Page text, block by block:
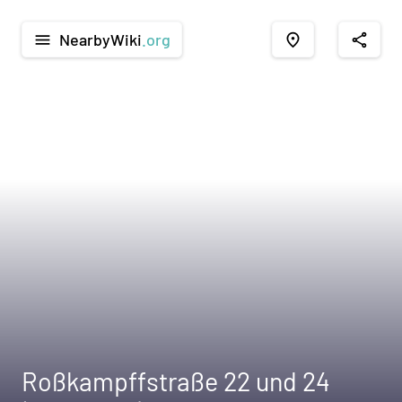
menu NearbyWiki .org place share
Roßkampffstraße 22 und 24